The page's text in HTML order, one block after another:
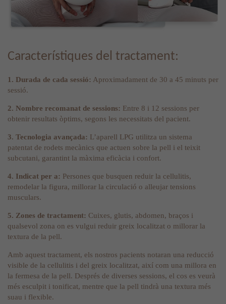
Característiques del tractament:
1. Durada de cada sessió: Aproximadament de 30 a 45 minuts per
sessió.
2. Nombre recomanat de sessions: Entre 8 i 12 sessions per
obtenir resultats òptims, segons les necessitats del pacient.
3. Tecnologia avançada: L’aparell LPG utilitza un sistema
patentat de rodets mecànics que actuen sobre la pell i el teixit
subcutani, garantint la màxima eficàcia i confort.
4. Indicat per a: Persones que busquen reduir la cellulitis,
remodelar la figura, millorar la circulació o alleujar tensions
musculars.
5. Zones de tractament: Cuixes, glutis, abdomen, braços i
qualsevol zona on es vulgui reduir greix localitzat o millorar la
textura de la pell.
Amb aquest tractament, els nostros pacients notaran una reducció
visible de la cellulitis i del greix localitzat, així com una millora en
la fermesa de la pell. Després de diverses sessions, el cos es veurà
més esculpit i tonificat, mentre que la pell tindrà una textura més
suau i flexible.